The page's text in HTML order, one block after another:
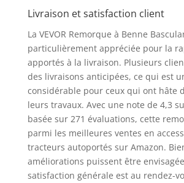
la fatigue
manutention
manuelle.
remorque
jardin est
fonction de
conviviale,
permet
d'une
manuelle
de pied et
ouverture
porte
Livraison et satisfaction client
La VEVOR Remorque à Benne
particulièrement appréciée pour la
apportés à la livraison. Plusieurs
des livraisons anticipées, ce qui est
considérable pour ceux qui ont hâte
leurs travaux. Avec une note de 4,3
basée sur 271 évaluations, cette
parmi les meilleures ventes en
tracteurs autoportés sur Amazon.
améliorations puissent être
satisfaction générale est au rendez-